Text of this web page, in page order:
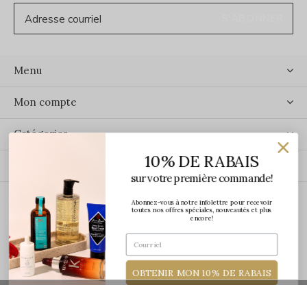
Menu
Mon compte
Catégories
ÉCRIVEZ-NOUS
10% DE RABAIS
sur votre première commande!
Abonnez-vous à notre infolettre pour recevoir
toutes nos offres spéciales, nouveautés et plus
encore!
OBTENIR MON 10% DE RABAIS